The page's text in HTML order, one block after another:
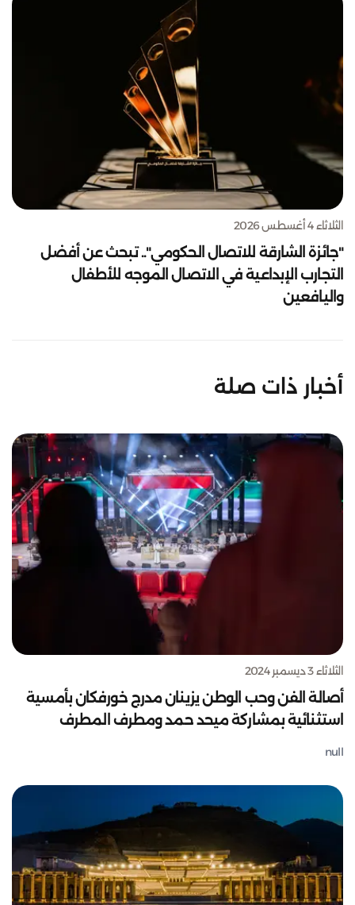
الثلاثاء 4 أغسطس 2026
"جائزة الشارقة للاتصال الحكومي".. تبحث عن أفضل
التجارب الإبداعية في الاتصال الموجه للأطفال
واليافعين
أخبار ذات صلة
الثلاثاء 3 ديسمبر 2024
أصالة الفن وحب الوطن يزينان مدرج خورفكان بأمسية
استثنائية بمشاركة ميحد حمد ومطرف المطرف
null